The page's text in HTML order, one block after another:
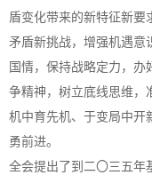
盾变化带来的新特征新要
矛盾新挑战，增强机遇意
国情，保持战略定力，
争精神，树立底线思维，
机中育先机、于变局中开
勇前进。
全会提出了到二〇三五年